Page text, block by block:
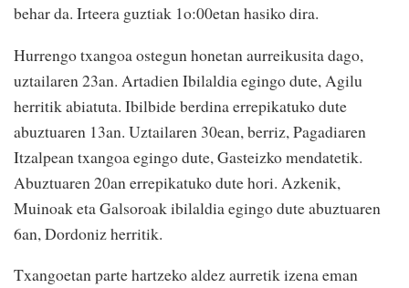
behar da. Irteera guztiak 1o:00etan hasiko dira.
Hurrengo txangoa ostegun honetan aurreikusita dago,
uztailaren 23an. Artadien Ibilaldia egingo dute, Agilu
herritik abiatuta. Ibilbide berdina errepikatuko dute
abuztuaren 13an. Uztailaren 30ean, berriz, Pagadiaren
Itzalpean txangoa egingo dute, Gasteizko mendatetik.
Abuztuaren 20an errepikatuko dute hori. Azkenik,
Muinoak eta Galsoroak ibilaldia egingo dute abuztuaren
6an, Dordoniz herritik.
Txangoetan parte hartzeko aldez aurretik izena eman